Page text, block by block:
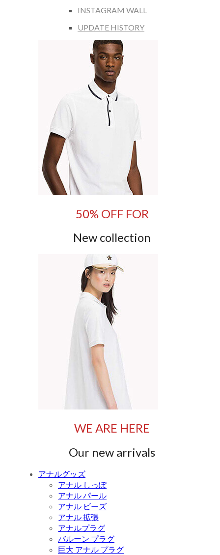
INSTAGRAM WALL
UPDATE HISTORY
50% OFF FOR
New collection
WE ARE HERE
Our new arrivals
アナルグッズ
アナル しっぽ
アナル パール
アナル ビーズ
アナル 拡張
アナルプラグ
バルーン プラグ
巨大 アナル プラグ